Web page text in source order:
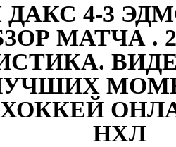
4-3
МАТЧА .
НХЛ